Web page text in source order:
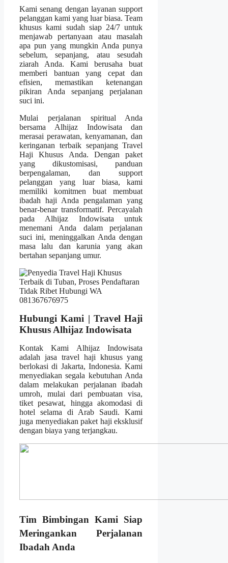
Kami senang dengan layanan support
pelanggan kami yang luar biasa. Team
khusus kami sudah siap 24/7 untuk
menjawab pertanyaan atau masalah
apa pun yang mungkin Anda punya
sebelum, sepanjang, atau sesudah
ziarah Anda. Kami berusaha buat
memberi bantuan yang cepat dan
efisien, memastikan ketenangan
pikiran Anda sepanjang perjalanan
suci ini.
Mulai perjalanan spiritual Anda
bersama Alhijaz Indowisata dan
merasai perawatan, kenyamanan, dan
keringanan terbaik sepanjang Travel
Haji Khusus Anda. Dengan paket
yang dikustomisasi, panduan
berpengalaman, dan support
pelanggan yang luar biasa, kami
memiliki komitmen buat membuat
ibadah haji Anda pengalaman yang
benar-benar transformatif. Percayalah
pada Alhijaz Indowisata untuk
menemani Anda dalam perjalanan
suci ini, meninggalkan Anda dengan
masa lalu dan karunia yang akan
bertahan sepanjang umur.
Hubungi Kami | Travel Haji
Khusus Alhijaz Indowisata
Kontak Kami Alhijaz Indowisata
adalah jasa travel haji khusus yang
berlokasi di Jakarta, Indonesia. Kami
menyediakan segala kebutuhan Anda
dalam melakukan perjalanan ibadah
umroh, mulai dari pembuatan visa,
tiket pesawat, hingga akomodasi di
hotel selama di Arab Saudi. Kami
juga menyediakan paket haji eksklusif
dengan biaya yang terjangkau.
Tim Bimbingan Kami Siap
Meringankan Perjalanan
Ibadah Anda